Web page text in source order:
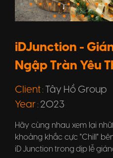
iDJunction -
Ngập Tràn Yêu
Client : Tây Hồ Group
Year : 2023
Hãy cùng nhau xem lại
khoảng khắc cực "Chill"
iD Junction trong dịp lễ